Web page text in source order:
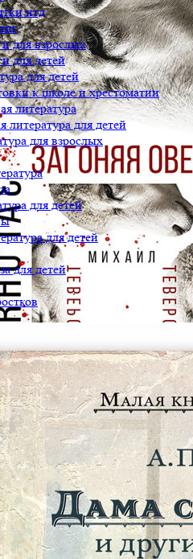
итд
для взрослых
для детей
для детей
к школе и хрестоматии
литература
литература для детей
для взрослых
для детей
для детей
для детей